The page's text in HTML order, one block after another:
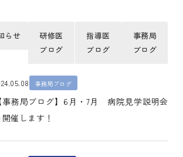
らせ
研修医
ブログ
指導医
ブログ
事務局
ブログ
事務局ブログ
事務局ブログ】6月・7月 病院見学説明会
開催します！